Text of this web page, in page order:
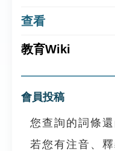
查看
教育Wiki
會員投稿
您查詢的詞條
若您有注音、